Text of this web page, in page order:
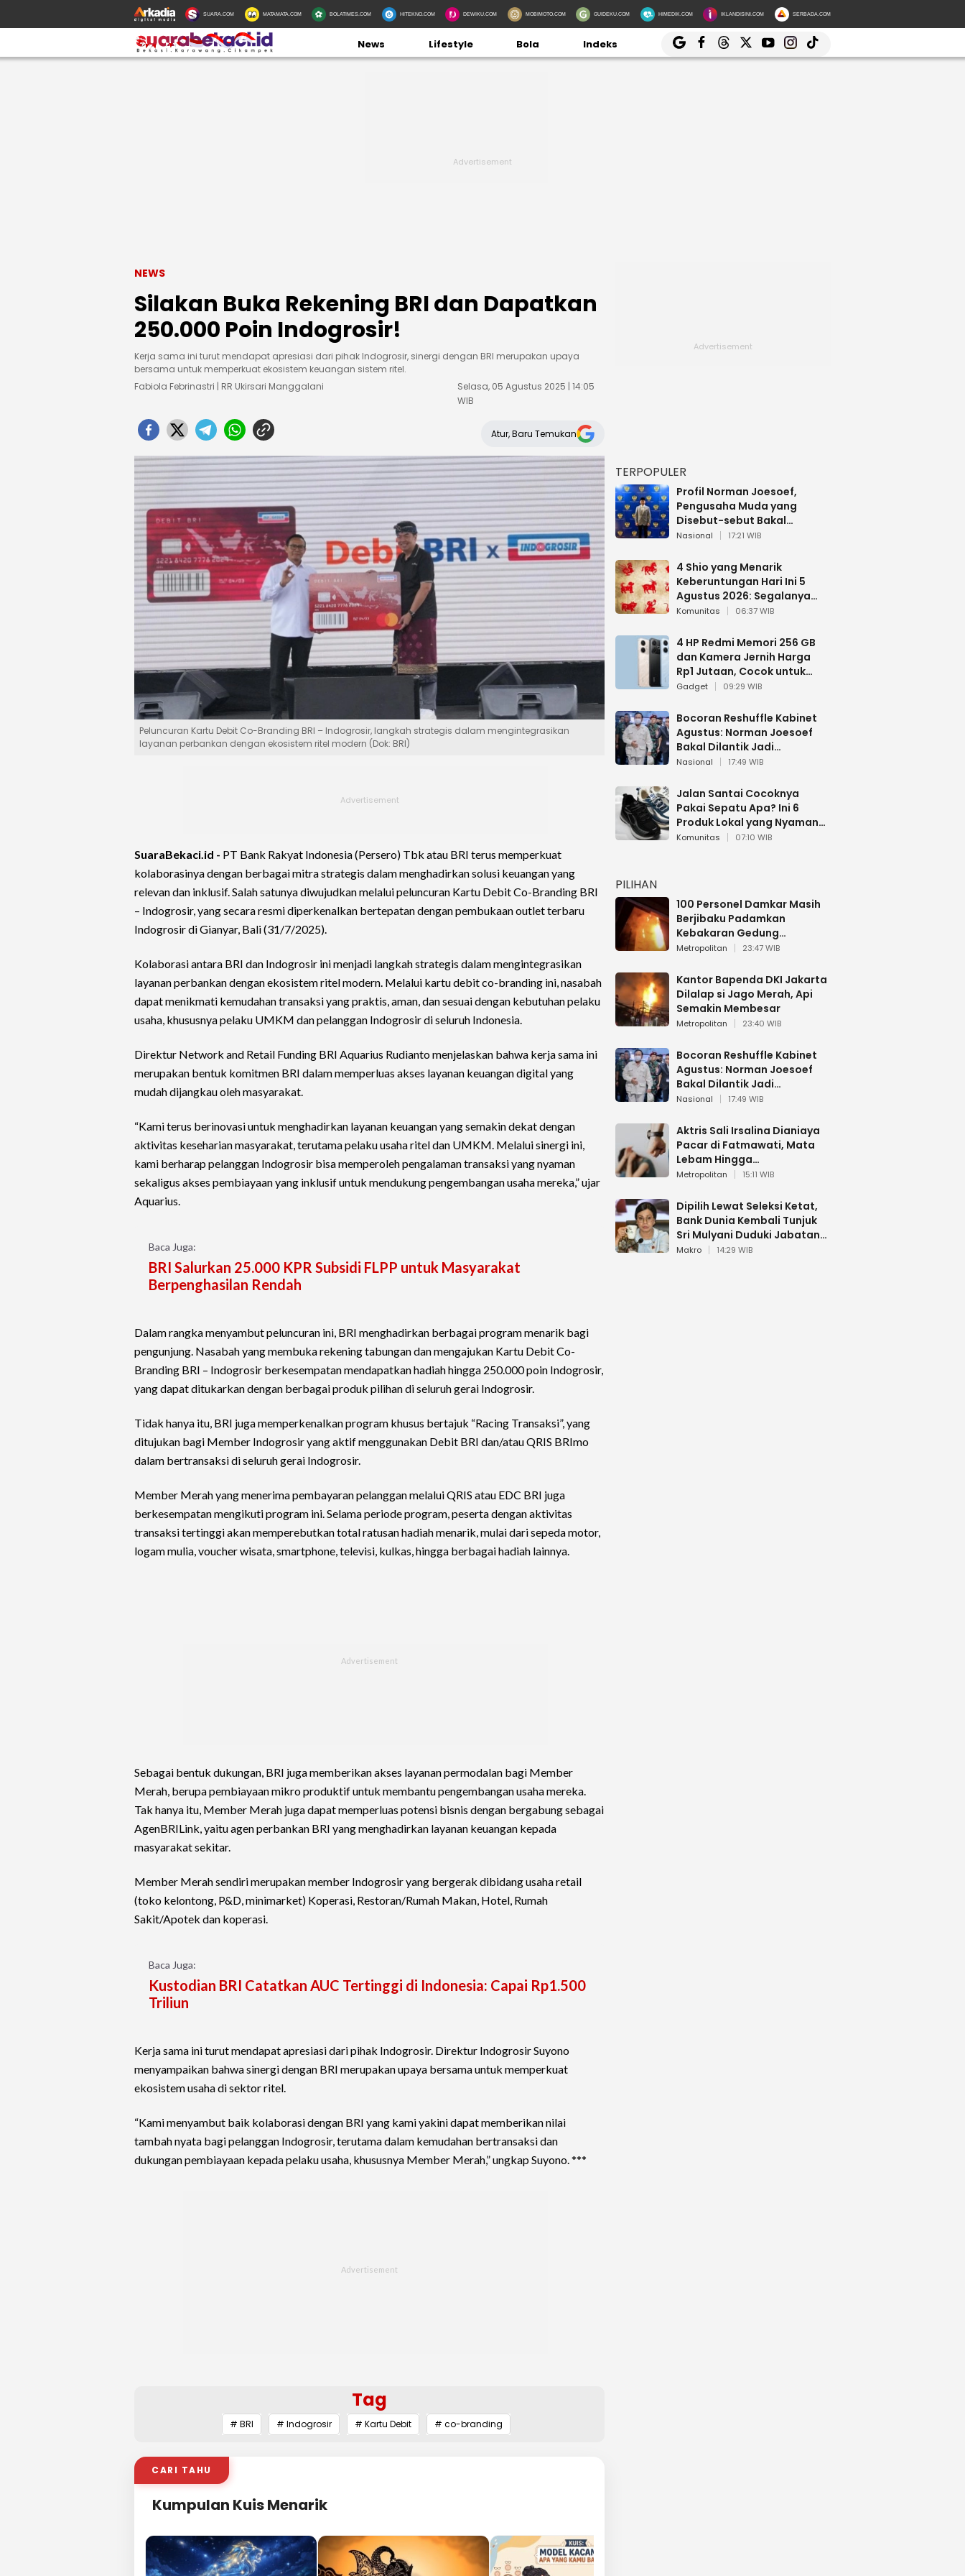
SUARA.COM MATAMATA.COM BOLATIMES.COM HITEKNO.COM DEWIKU.COM MOBIMOTO.COM GUIDEKU.COM HIMEDIK.COM IKLANDISINI.COM SERBADA.COM
News Lifestyle Bola Indeks
NEWS
Silakan Buka Rekening BRI dan Dapatkan
250.000 Poin Indogrosir!
Kerja sama ini turut mendapat apresiasi dari pihak Indogrosir, sinergi dengan BRI merupakan upaya
bersama untuk memperkuat ekosistem keuangan sistem ritel.
Fabiola Febrinastri | RR Ukirsari Manggalani
Selasa, 05 Agustus 2025 | 14:05
WIB
Atur, Baru Temukan
Peluncuran Kartu Debit Co-Branding BRI – Indogrosir, langkah strategis dalam mengintegrasikan
layanan perbankan dengan ekosistem ritel modern (Dok: BRI)
SuaraBekaci.id - PT Bank Rakyat Indonesia (Persero) Tbk atau BRI terus memperkuat
kolaborasinya dengan berbagai mitra strategis dalam menghadirkan solusi keuangan yang
relevan dan inklusif. Salah satunya diwujudkan melalui peluncuran Kartu Debit Co-Branding BRI
– Indogrosir, yang secara resmi diperkenalkan bertepatan dengan pembukaan outlet terbaru
Indogrosir di Gianyar, Bali (31/7/2025).
Kolaborasi antara BRI dan Indogrosir ini menjadi langkah strategis dalam mengintegrasikan
layanan perbankan dengan ekosistem ritel modern. Melalui kartu debit co-branding ini, nasabah
dapat menikmati kemudahan transaksi yang praktis, aman, dan sesuai dengan kebutuhan pelaku
usaha, khususnya pelaku UMKM dan pelanggan Indogrosir di seluruh Indonesia.
Direktur Network and Retail Funding BRI Aquarius Rudianto menjelaskan bahwa kerja sama ini
merupakan bentuk komitmen BRI dalam memperluas akses layanan keuangan digital yang
mudah dijangkau oleh masyarakat.
“Kami terus berinovasi untuk menghadirkan layanan keuangan yang semakin dekat dengan
aktivitas keseharian masyarakat, terutama pelaku usaha ritel dan UMKM. Melalui sinergi ini,
kami berharap pelanggan Indogrosir bisa memperoleh pengalaman transaksi yang nyaman
sekaligus akses pembiayaan yang inklusif untuk mendukung pengembangan usaha mereka,” ujar
Aquarius.
Baca Juga:
BRI Salurkan 25.000 KPR Subsidi FLPP untuk Masyarakat
Berpenghasilan Rendah
Dalam rangka menyambut peluncuran ini, BRI menghadirkan berbagai program menarik bagi
pengunjung. Nasabah yang membuka rekening tabungan dan mengajukan Kartu Debit Co-
Branding BRI – Indogrosir berkesempatan mendapatkan hadiah hingga 250.000 poin Indogrosir,
yang dapat ditukarkan dengan berbagai produk pilihan di seluruh gerai Indogrosir.
Tidak hanya itu, BRI juga memperkenalkan program khusus bertajuk “Racing Transaksi”, yang
ditujukan bagi Member Indogrosir yang aktif menggunakan Debit BRI dan/atau QRIS BRImo
dalam bertransaksi di seluruh gerai Indogrosir.
Member Merah yang menerima pembayaran pelanggan melalui QRIS atau EDC BRI juga
berkesempatan mengikuti program ini. Selama periode program, peserta dengan aktivitas
transaksi tertinggi akan memperebutkan total ratusan hadiah menarik, mulai dari sepeda motor,
logam mulia, voucher wisata, smartphone, televisi, kulkas, hingga berbagai hadiah lainnya.
Sebagai bentuk dukungan, BRI juga memberikan akses layanan permodalan bagi Member
Merah, berupa pembiayaan mikro produktif untuk membantu pengembangan usaha mereka.
Tak hanya itu, Member Merah juga dapat memperluas potensi bisnis dengan bergabung sebagai
AgenBRILink, yaitu agen perbankan BRI yang menghadirkan layanan keuangan kepada
masyarakat sekitar.
Member Merah sendiri merupakan member Indogrosir yang bergerak dibidang usaha retail
(toko kelontong, P&D, minimarket) Koperasi, Restoran/Rumah Makan, Hotel, Rumah
Sakit/Apotek dan koperasi.
Baca Juga:
Kustodian BRI Catatkan AUC Tertinggi di Indonesia: Capai Rp1.500
Triliun
Kerja sama ini turut mendapat apresiasi dari pihak Indogrosir. Direktur Indogrosir Suyono
menyampaikan bahwa sinergi dengan BRI merupakan upaya bersama untuk memperkuat
ekosistem usaha di sektor ritel.
“Kami menyambut baik kolaborasi dengan BRI yang kami yakini dapat memberikan nilai
tambah nyata bagi pelanggan Indogrosir, terutama dalam kemudahan bertransaksi dan
dukungan pembiayaan kepada pelaku usaha, khususnya Member Merah,” ungkap Suyono. ***
Tag
# BRI # Indogrosir # Kartu Debit # co-branding
CARI TAHU
Kumpulan Kuis Menarik
TERPOPULER
Profil Norman Joesoef,
Pengusaha Muda yang
Disebut-sebut Bakal
Dilantik Jadi Wamenhan RI
Nasional 17:21 WIB
4 Shio yang Menarik
Keberuntungan Hari Ini 5
Agustus 2026: Segalanya
Berjalan Lancar
Komunitas 06:37 WIB
4 HP Redmi Memori 256 GB
dan Kamera Jernih Harga
Rp1 Jutaan, Cocok untuk
Multitasking
Gadget 09:29 WIB
Bocoran Reshuffle Kabinet
Agustus: Norman Joesoef
Bakal Dilantik Jadi
Wamenhan RI
Nasional 17:49 WIB
Jalan Santai Cocoknya
Pakai Sepatu Apa? Ini 6
Produk Lokal yang Nyaman
Buat 17 Agustusan
Komunitas 07:10 WIB
PILIHAN
100 Personel Damkar Masih
Berjibaku Padamkan
Kebakaran Gedung
Bapenda DKI
Metropolitan 23:47 WIB
Kantor Bapenda DKI Jakarta
Dilalap si Jago Merah, Api
Semakin Membesar
Metropolitan 23:40 WIB
Bocoran Reshuffle Kabinet
Agustus: Norman Joesoef
Bakal Dilantik Jadi
Wamenhan RI
Nasional 17:49 WIB
Aktris Sali Irsalina Dianiaya
Pacar di Fatmawati, Mata
Lebam Hingga
Diselamatkan Polantas
Metropolitan 15:11 WIB
Dipilih Lewat Seleksi Ketat,
Bank Dunia Kembali Tunjuk
Sri Mulyani Duduki Jabatan
Strategis
Makro 14:29 WIB